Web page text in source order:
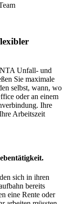
Unfall- und
Sie maximale
selbst, wann, wo
oder an einem
Ihre
Arbeitszeit
sich in ihren
bereits
eine Rente oder